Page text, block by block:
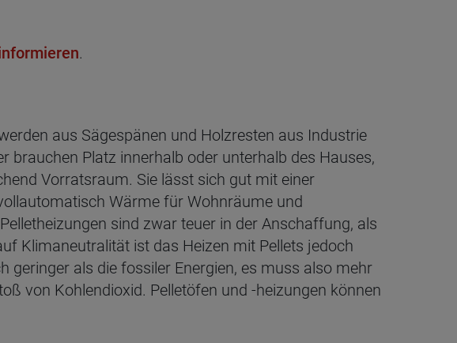
.
aus Sägespänen und Holzresten aus Industrie
brauchen Platz innerhalb oder unterhalb des Hauses,
Vorratsraum. Sie lässt sich gut mit einer
Wärme für Wohnräume und
sind zwar teuer in der Anschaffung, als
Klimaneutralität ist das Heizen mit Pellets jedoch
geringer als die fossiler Energien, es muss also mehr
von Kohlendioxid. Pelletöfen und -heizungen können